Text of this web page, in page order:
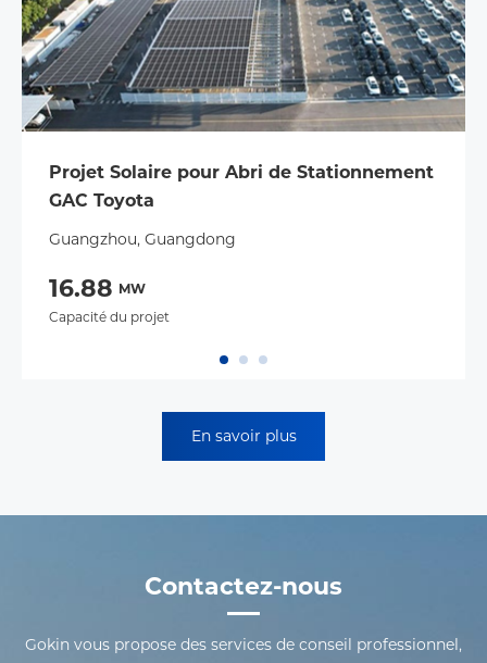
Projet Solaire pour Abri de Stationnement
GAC Toyota
Guangzhou, Guangdong
16.88 MW
Capacité du projet
En savoir plus
Contactez-nous
Gokin vous propose des services de conseil professionnel,